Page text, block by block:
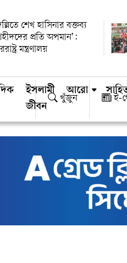
শেখ হাসিনার বক্তব্য
প্রতি অপমান’:
মন্ত্রণালয়
ইসলামী
জীবন
আরো
খুঁজুন ই-